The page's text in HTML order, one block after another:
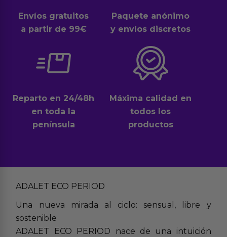
Envíos gratuitos
a partir de 99€
Paquete anónimo
y envíos discretos
Reparto en 24/48h
en toda la
península
Máxima calidad en
todos los
productos
ADALET ECO PERIOD
Una nueva mirada al ciclo: sensual, libre y
sostenible
ADALET ECO PERIOD nace de una intuición